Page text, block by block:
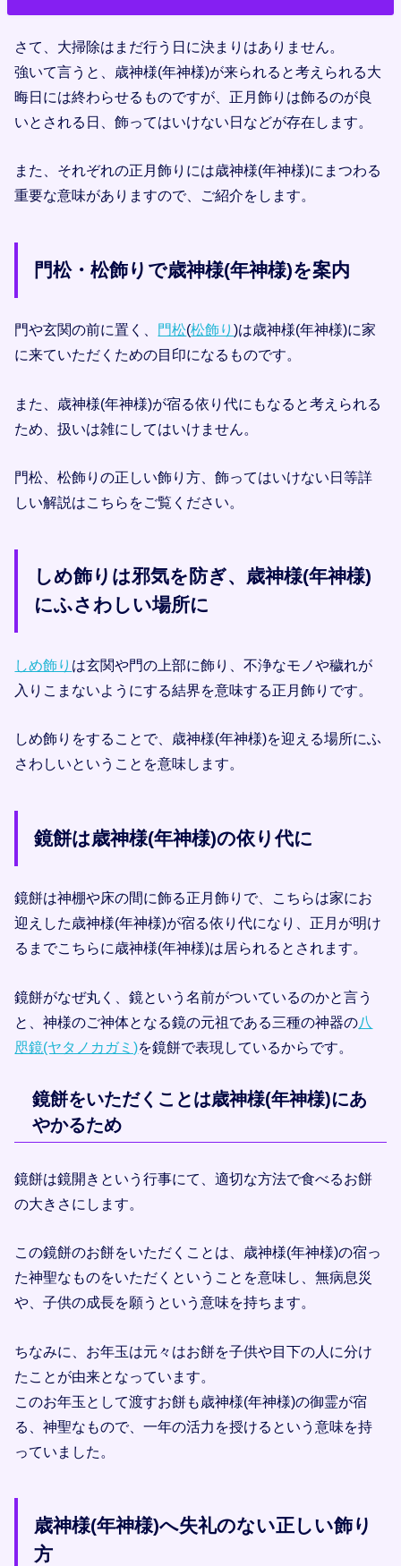
さて、大掃除はまだ行う日に決まりはありません。
強いて言うと、歳神様(年神様)が来られると考えられる大
晦日には終わらせるものですが、正月飾りは飾るのが良
いとされる日、飾ってはいけない日などが存在します。
また、それぞれの正月飾りには歳神様(年神様)にまつわる
重要な意味がありますので、ご紹介をします。
門松・松飾りで歳神様(年神様)を案内
門や玄関の前に置く、 門松(松飾り)は歳神様(年神様)に家
に来ていただくための目印になるものです。
また、歳神様(年神様)が宿る依り代にもなると考えられる
ため、扱いは雑にしてはいけません。
門松、松飾りの正しい飾り方、飾ってはいけない日等詳
しい解説はこちらをご覧ください。
しめ飾りは邪気を防ぎ、歳神様(年神様)
にふさわしい場所に
しめ飾り は玄関や門の上部に飾り、不浄なモノや穢れが
入りこまないようにする結界を意味する正月飾りです。
しめ飾りをすることで、歳神様(年神様)を迎える場所にふ
さわしいということを意味します。
鏡餅は歳神様(年神様)の依り代に
鏡餅は神棚や床の間に飾る正月飾りで、こちらは家にお
迎えした歳神様(年神様)が宿る依り代になり、正月が明け
るまでこちらに歳神様(年神様)は居られるとされます。
鏡餅がなぜ丸く、鏡という名前がついているのかと言う
と、神様のご神体となる鏡の元祖である三種の神器の八
咫鏡(ヤタノカガミ)を鏡餅で表現しているからです。
鏡餅をいただくことは歳神様(年神様)にあ
やかるため
鏡餅は鏡開きという行事にて、適切な方法で食べるお餅
の大きさにします。
この鏡餅のお餅をいただくことは、歳神様(年神様)の宿っ
た神聖なものをいただくということを意味し、無病息災
や、子供の成長を願うという意味を持ちます。
ちなみに、お年玉は元々はお餅を子供や目下の人に分け
たことが由来となっています。
このお年玉として渡すお餅も歳神様(年神様)の御霊が宿
る、神聖なもので、一年の活力を授けるという意味を持
っていました。
歳神様(年神様)へ失礼のない正しい飾り
方